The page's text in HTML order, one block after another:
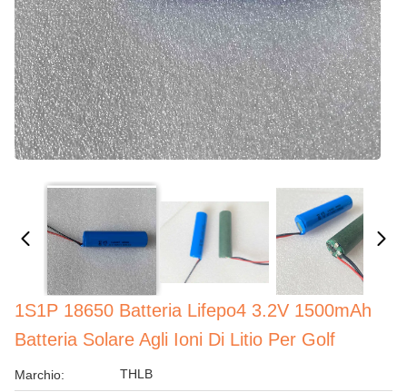
1S1P 18650 Batteria Lifepo4 3.2V 1500mAh
Batteria Solare Agli Ioni Di Litio Per Golf
Marchio: THLB